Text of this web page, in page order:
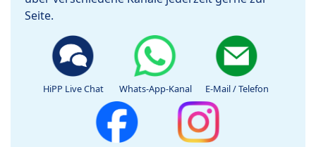
Seite.
HiPP Live Chat Whats-App-Kanal E-Mail / Telefon